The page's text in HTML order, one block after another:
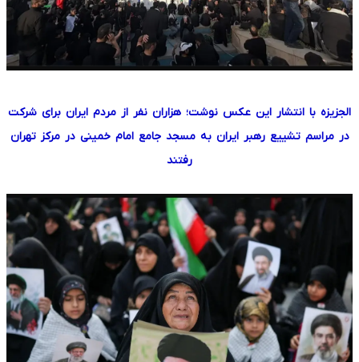
الجزیزه با انتشار این عکس نوشت؛ هزاران نفر از مردم ایران برای شرکت
در مراسم تشییع رهبر ایران به مسجد جامع امام خمینی در مرکز تهران
رفتند